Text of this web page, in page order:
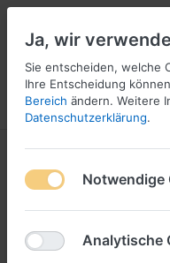
Menü Anmelden
Schutzanzüge
Augenschutz
1-24 von 185
Ja, wir
Sie entscheiden, welche
Ihre Entscheidung
Bereich ändern. Weitere
Datenschutzerklärung.
Notwendige
Analytische